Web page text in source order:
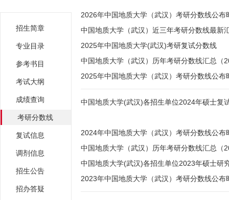
招生简章
专业目录
参考书目
考试大纲
成绩查询
考研分数线
复试信息
调剂信息
招生公告
招办答疑
2026年中国地质大学（武汉）考研分数线公布
中国地质大学（武汉）近三年考研分数线最新
2025年中国地质大学(武汉)考研复试分数线
中国地质大学（武汉）历年考研分数线汇总（
2025年中国地质大学（武汉）考研分数线公布
中国地质大学(武汉)各招生单位2024年硕士复
2024年中国地质大学（武汉）考研分数线公布
中国地质大学（武汉）历年考研分数线汇总（
中国地质大学(武汉)各招生单位2023年硕士研
2023年中国地质大学（武汉）考研分数线公布